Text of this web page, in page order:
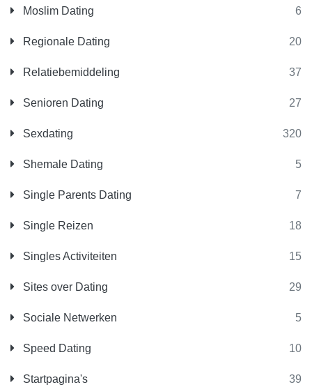
Moslim Dating 6
Regionale Dating 20
Relatiebemiddeling 37
Senioren Dating 27
Sexdating 320
Shemale Dating 5
Single Parents Dating 7
Single Reizen 18
Singles Activiteiten 15
Sites over Dating 29
Sociale Netwerken 5
Speed Dating 10
Startpagina's 39